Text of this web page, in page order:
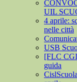
UIL
4 aprile:
nelle città
USB
[FLC
guida